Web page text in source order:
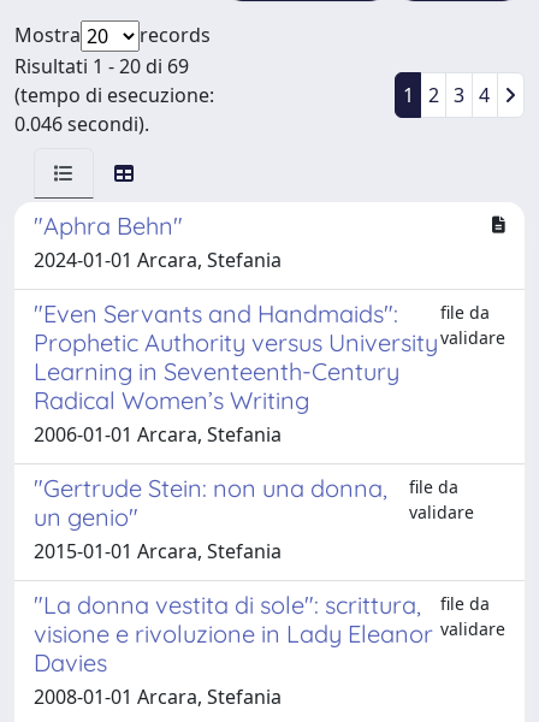
Mostra
records
Risultati 1 - 20 di 69
(tempo di esecuzione:
0.046 secondi).
1 2 3 4
"Aphra Behn"
2024-01-01 Arcara, Stefania
"Even Servants and Handmaids":
Prophetic Authority versus University
Learning in Seventeenth-Century
Radical Women’s Writing
file da
validare
2006-01-01 Arcara, Stefania
"Gertrude Stein: non una donna,
un genio"
file da
validare
2015-01-01 Arcara, Stefania
"La donna vestita di sole": scrittura,
visione e rivoluzione in Lady Eleanor
Davies
file da
validare
2008-01-01 Arcara, Stefania